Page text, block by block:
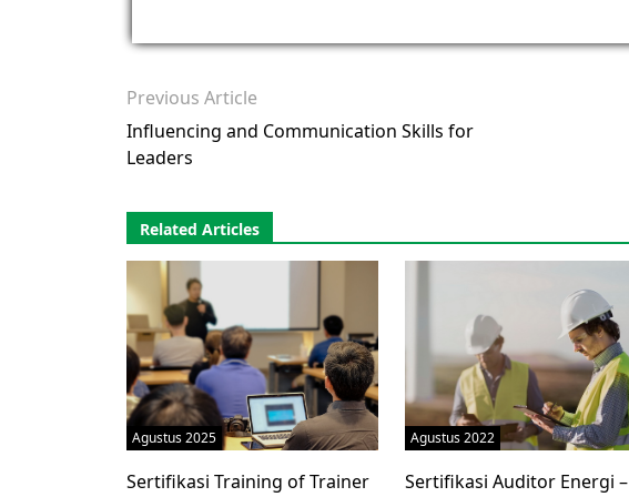
Previous Article
Influencing and Communication Skills for
Leaders
Related Articles
Agustus 2025
Sertifikasi Training of Trainer
Agustus 2022
Sertifikasi Auditor Energi –